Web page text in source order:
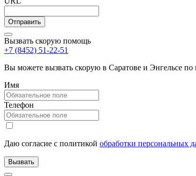
Вызвать скорую помощь
+7 (8452) 51-22-51
Вы можете вызвать скорую в Саратове и Энгельсе
Имя
Телефон
Даю согласие с политикой обработки персональных